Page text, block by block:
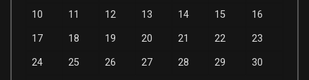
10 11 12 13 14 15 16
17 18 19 20 21 22 23
24 25 26 27 28 29 30